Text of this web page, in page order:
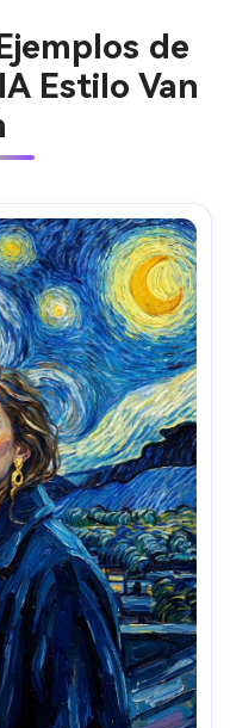
de
Estilo Van